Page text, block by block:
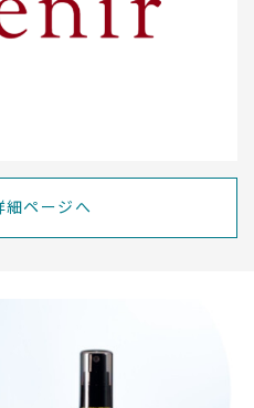
細ページへ